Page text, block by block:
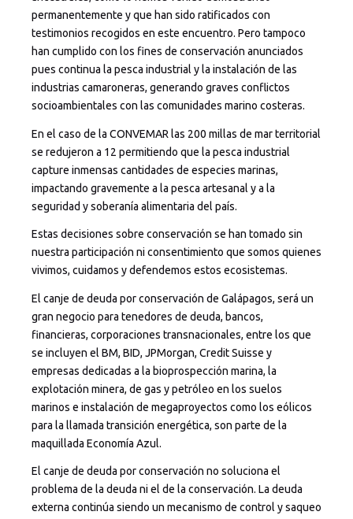
permanentemente y que han sido ratificados con
testimonios recogidos en este encuentro. Pero tampoco
han cumplido con los fines de conservación anunciados
pues continua la pesca industrial y la instalación de las
industrias camaroneras, generando graves conflictos
socioambientales con las comunidades marino costeras.
En el caso de la CONVEMAR las 200 millas de mar territorial
se redujeron a 12 permitiendo que la pesca industrial
capture inmensas cantidades de especies marinas,
impactando gravemente a la pesca artesanal y a la
seguridad y soberanía alimentaria del país.
Estas decisiones sobre conservación se han tomado sin
nuestra participación ni consentimiento que somos quienes
vivimos, cuidamos y defendemos estos ecosistemas.
El canje de deuda por conservación de Galápagos, será un
gran negocio para tenedores de deuda, bancos,
financieras, corporaciones transnacionales, entre los que
se incluyen el BM, BID, JPMorgan, Credit Suisse y
empresas dedicadas a la bioprospección marina, la
explotación minera, de gas y petróleo en los suelos
marinos e instalación de megaproyectos como los eólicos
para la llamada transición energética, son parte de la
maquillada Economía Azul.
El canje de deuda por conservación no soluciona el
problema de la deuda ni el de la conservación. La deuda
externa continúa siendo un mecanismo de control y saqueo